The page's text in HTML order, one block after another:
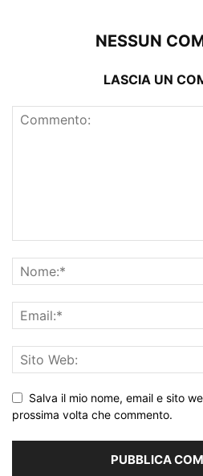
NESSUN
LASCIA UN
Salva il mio nome, email e sito
prossima volta che commento.